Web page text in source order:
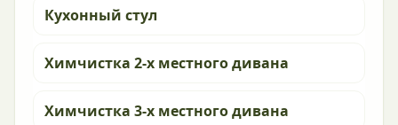
Кухонный стул
Химчистка 2-х местного дивана
Химчистка 3-х местного дивана